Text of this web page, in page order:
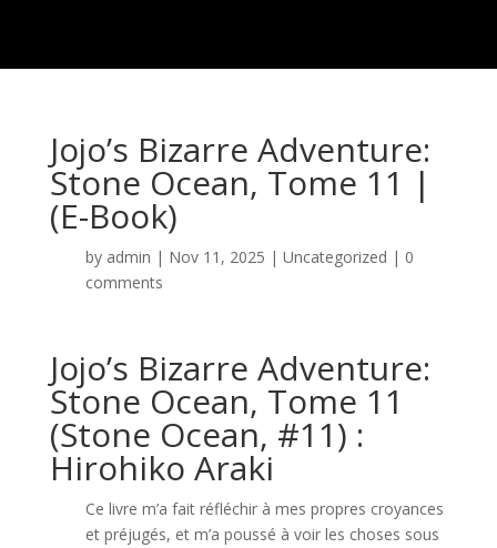
Jojo’s Bizarre Adventure:
Stone Ocean, Tome 11 |
(E-Book)
by admin | Nov 11, 2025 | Uncategorized | 0
comments
Jojo’s Bizarre Adventure:
Stone Ocean, Tome 11
(Stone Ocean, #11) :
Hirohiko Araki
Ce livre m’a fait réfléchir à mes propres croyances
et préjugés, et m’a poussé à voir les choses sous